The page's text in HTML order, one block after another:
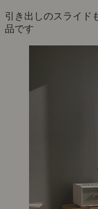
引き出しのスライド
品です